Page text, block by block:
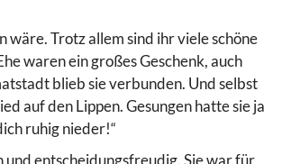
wäre. Trotz allem sind ihr viele schöne
waren ein großes Geschenk, auch
blieb sie verbunden. Und selbst
auf den Lippen. Gesungen hatte sie ja
ruhig nieder!“